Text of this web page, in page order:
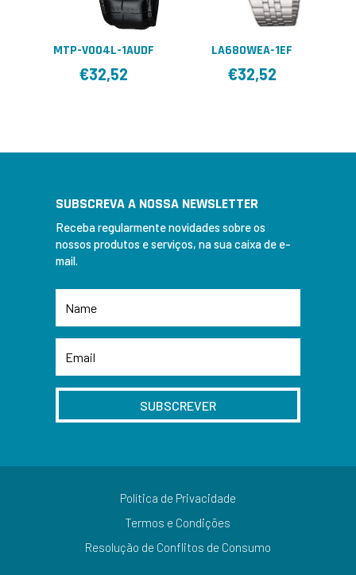
MTP-V004L-1AUDF
€32,52
LA680WEA-1EF
€32,52
SUBSCREVA A NOSSA NEWSLETTER
Receba regularmente novidades sobre os
nossos produtos e serviços, na sua caixa de e-
mail.
SUBSCREVER
Política de Privacidade
Termos e Condições
Resolução de Conflitos de Consumo